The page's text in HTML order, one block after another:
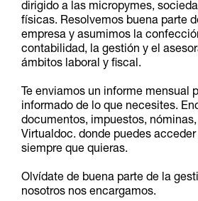
dirigido a las micropymes,
físicas. Resolvemos buena parte
empresa y asumimos la
contabilidad, la gestión y el
ámbitos laboral y fiscal.
Te enviamos un informe mensual
informado de lo que necesites.
documentos, impuestos,
Virtualdoc. donde puedes
siempre que quieras.
Olvídate de buena parte de la
nosotros nos encargamos.